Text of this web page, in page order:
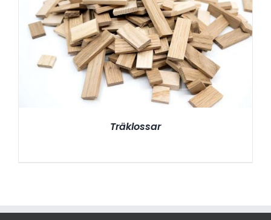
Träklossar